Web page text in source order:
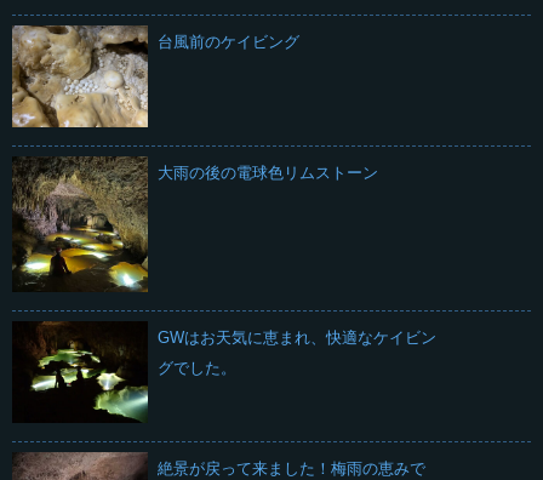
台風前のケイビング
大雨の後の電球色リムストーン
GWはお天気に恵まれ、快適なケイビン
グでした。
絶景が戻って来ました！梅雨の恵みで